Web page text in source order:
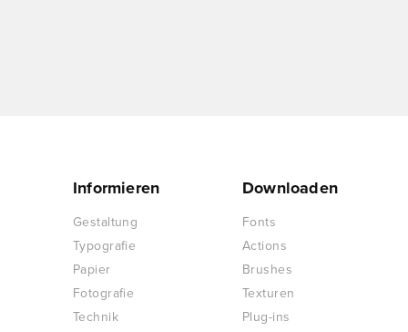
Informieren
Gestaltung
Typografie
Papier
Fotografie
Technik
Downloaden
Fonts
Actions
Brushes
Texturen
Plug-ins